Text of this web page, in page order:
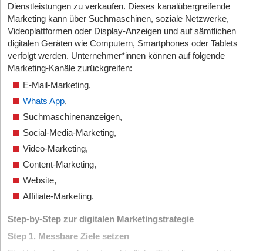
Dienstleistungen zu verkaufen. Dieses kanalübergreifende
Marketing kann über Suchmaschinen, soziale Netzwerke,
Videoplattformen oder Display-Anzeigen und auf sämtlichen
digitalen Geräten wie Computern, Smartphones oder Tablets
verfolgt werden. Unternehmer*innen können auf folgende
Marketing-Kanäle zurückgreifen:
E-Mail-Marketing,
Whats App,
Suchmaschinenanzeigen,
Social-Media-Marketing,
Video-Marketing,
Content-Marketing,
Website,
Affiliate-Marketing.
Step-by-Step zur digitalen Marketingstrategie
Step 1. Messbare Ziele setzen